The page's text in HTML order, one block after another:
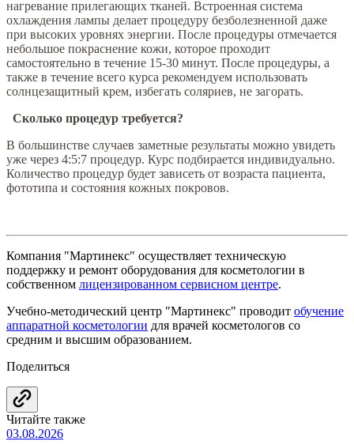
нагревание прилегающих тканей. Встроенная система
охлаждения лампы делает процедуру безболезненной даже
при высоких уровнях энергии. После процедуры отмечается
небольшое покраснение кожи, которое проходит
самостоятельно в течение 15-30 минут. После процедуры, а
также в течение всего курса рекомендуем использовать
солнцезащитный крем, избегать соляриев, не загорать.
Сколько процедур требуется?
В большинстве случаев заметные результаты можно увидеть
уже через 4:5:7 процедур. Курс подбирается индивидуально.
Количество процедур будет зависеть от возраста пациента,
фототипа и состояния кожных покровов.
Компания "Мартинекс" осуществляет техническую
поддержку и ремонт оборудования для косметологии в
собственном лицензированном сервисном центре.
Учебно-методический центр "Мартинекс" проводит обучение
аппаратной косметологии для врачей косметологов со
средним и высшим образованием.
Поделиться
Читайте также
03.08.2026